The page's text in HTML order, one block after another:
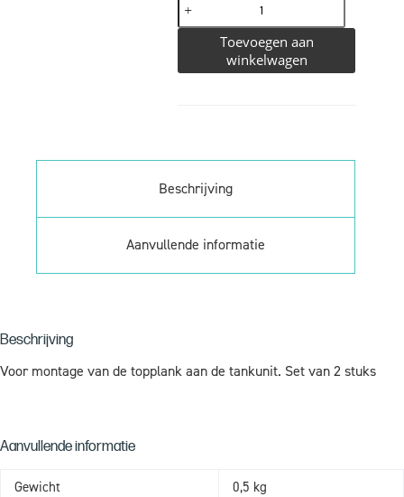
Toevoegen aan
winkelwagen
Beschrijving
Aanvullende informatie
Beschrijving
Voor montage van de topplank aan de tankunit. Set van 2 stuks
Aanvullende informatie
Gewicht 0,5 kg